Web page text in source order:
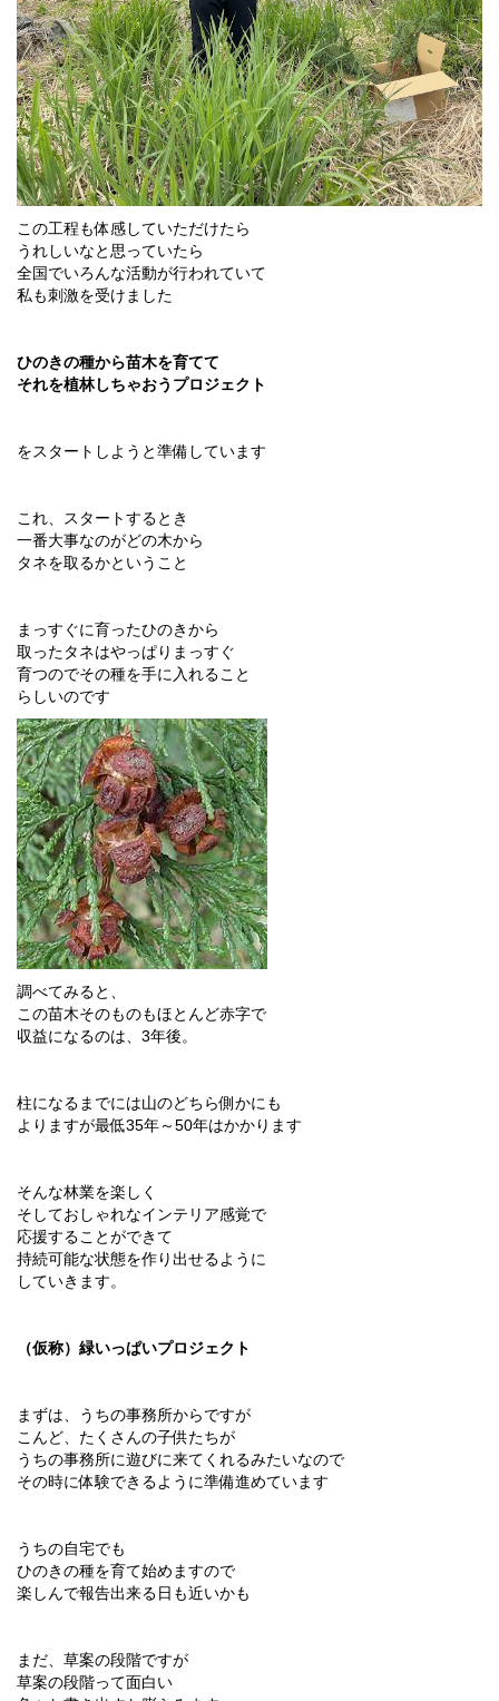
この工程も体感していただけたら
うれしいなと思っていたら
全国でいろんな活動が行われていて
私も刺激を受けました
ひのきの種から苗木を育てて
それを植林しちゃおうプロジェクト
をスタートしようと準備しています
これ、スタートするとき
一番大事なのがどの木から
タネを取るかということ
まっすぐに育ったひのきから
取ったタネはやっぱりまっすぐ
育つのでその種を手に入れること
らしいのです
調べてみると、
この苗木そのものもほとんど赤字で
収益になるのは、3年後。
柱になるまでには山のどちら側かにも
よりますが最低35年～50年はかかります
そんな林業を楽しく
そしておしゃれなインテリア感覚で
応援することができて
持続可能な状態を作り出せるように
していきます。
（仮称）緑いっぱいプロジェクト
まずは、うちの事務所からですが
こんど、たくさんの子供たちが
うちの事務所に遊びに来てくれるみたいなので
その時に体験できるように準備進めています
うちの自宅でも
ひのきの種を育て始めますので
楽しんで報告出来る日も近いかも
まだ、草案の段階ですが
草案の段階って面白い